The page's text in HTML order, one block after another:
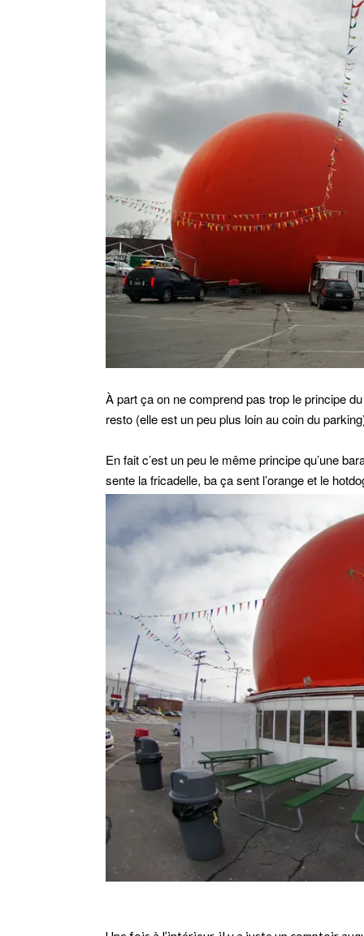
À part ça on ne comprend pas trop le principe
resto (elle est un peu plus loin au coin du
En fait c’est un peu le même principe qu’une
sente la fricadelle, ba ça sent l’orange et le